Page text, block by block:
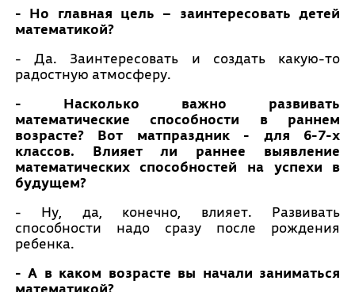
- Но главная цель – заинтересовать детей
математикой?
- Да. Заинтересовать и создать какую-то
радостную атмосферу.
- Насколько важно развивать
математические способности в раннем
возрасте? Вот матпраздник - для 6-7-х
классов. Влияет ли раннее выявление
математических способностей на успехи в
будущем?
- Ну, да, конечно, влияет. Развивать
способности надо сразу после рождения
ребенка.
- А в каком возрасте вы начали заниматься